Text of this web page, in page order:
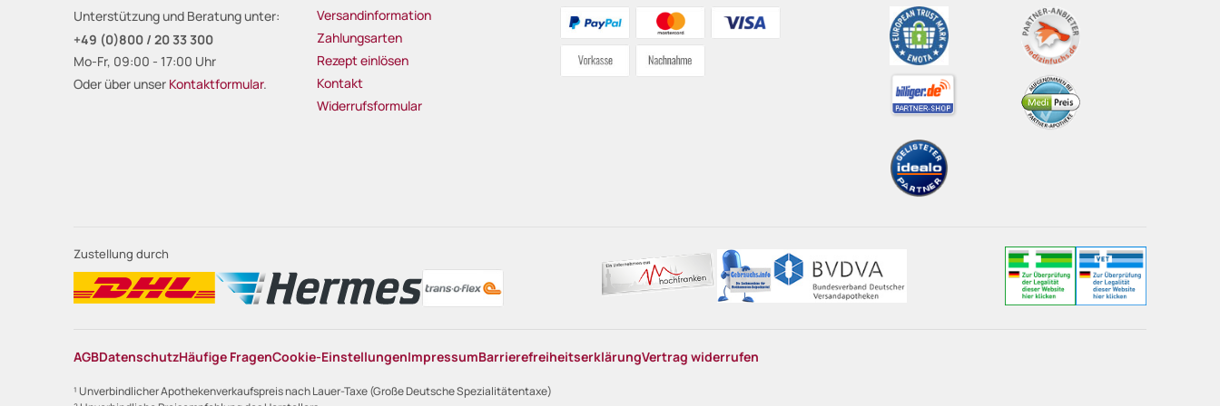
Unterstützung und Beratung unter:
+49 (0)800 / 20 33 300
Mo-Fr, 09:00 - 17:00 Uhr
Oder über unser Kontaktformular.
Versandinformation
Zahlungsarten
Rezept einlösen
Kontakt
Widerrufsformular
Zustellung durch
AGBDatenschutzHäufige FragenCookie-EinstellungenImpressumBarrierefreiheitserklärungVertrag widerrufen
¹ Unverbindlicher Apothekenverkaufspreis nach Lauer-Taxe (Große Deutsche Spezialitätentaxe)